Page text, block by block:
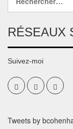
RÉSEAUX
Suivez-moi
Tweets by